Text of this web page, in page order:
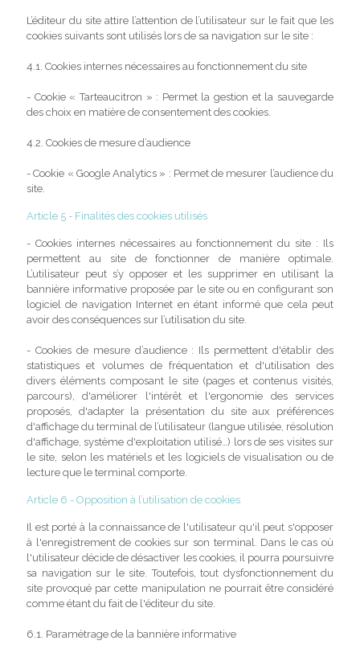
L’éditeur du site attire l’attention de l’utilisateur sur le fait que les
cookies suivants sont utilisés lors de sa navigation sur le site :
4.1. Cookies internes nécessaires au fonctionnement du site
- Cookie « Tarteaucitron » : Permet la gestion et la sauvegarde
des choix en matière de consentement des cookies.
4.2. Cookies de mesure d’audience
- Cookie « Google Analytics » : Permet de mesurer l’audience du
site.
Article 5 - Finalités des cookies utilisés
- Cookies internes nécessaires au fonctionnement du site : Ils
permettent au site de fonctionner de manière optimale.
L’utilisateur peut s’y opposer et les supprimer en utilisant la
bannière informative proposée par le site ou en configurant son
logiciel de navigation Internet en étant informé que cela peut
avoir des conséquences sur l’utilisation du site.
- Cookies de mesure d’audience : Ils permettent d'établir des
statistiques et volumes de fréquentation et d'utilisation des
divers éléments composant le site (pages et contenus visités,
parcours), d'améliorer l'intérêt et l'ergonomie des services
proposés, d'adapter la présentation du site aux préférences
d'affichage du terminal de l’utilisateur (langue utilisée, résolution
d'affichage, système d'exploitation utilisé…) lors de ses visites sur
le site, selon les matériels et les logiciels de visualisation ou de
lecture que le terminal comporte.
Article 6 - Opposition à l’utilisation de cookies
Il est porté à la connaissance de l'utilisateur qu'il peut s'opposer
à l'enregistrement de cookies sur son terminal. Dans le cas où
l'utilisateur décide de désactiver les cookies, il pourra poursuivre
sa navigation sur le site. Toutefois, tout dysfonctionnement du
site provoqué par cette manipulation ne pourrait être considéré
comme étant du fait de l'éditeur du site.
6.1. Paramétrage de la bannière informative